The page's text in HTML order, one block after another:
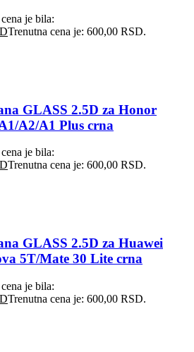
je bila:
Trenutna cena je: 600,00 RSD.
GLASS 2.5D za Honor
A2/A1 Plus crna
je bila:
Trenutna cena je: 600,00 RSD.
GLASS 2.5D za Huawei
5T/Mate 30 Lite crna
je bila:
Trenutna cena je: 600,00 RSD.